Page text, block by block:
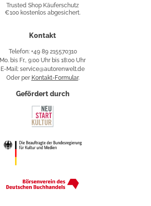
Käuferschutz
Trusted Shop Käuferschutz
€100 kostenlos abgesichert.
Kontakt
Telefon: +49 89 215570310
Mo. bis Fr., 9:00 Uhr bis 18:00 Uhr
E-Mail: service@autorenwelt.de
Oder per Kontakt-Formular.
Gefördert durch